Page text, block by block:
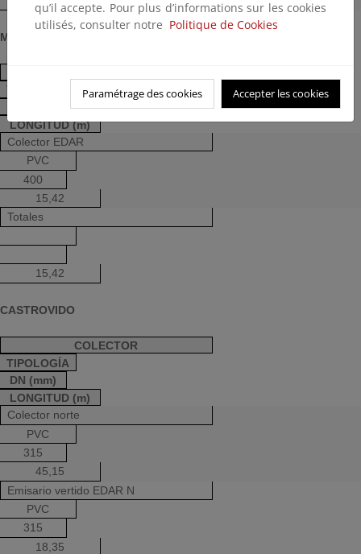
MONASTERIO DE LA SIERRA
TIPOLOGÍA
LONGITUD (m)
Colector EDAR
PVC
400
15,42
Totales
15,42
CASTROVIDO
COLECTOR
TIPOLOGÍA
DN (mm)
LONGITUD (m)
Colector norte
PVC
315
45,15
Emisario vertido EDAR N
PVC
315
18,35
qu’il accepte. Pour plus d’informations sur les cookies
utilisés, consulter notre Politique de Cookies
Paramétrage des cookies Accepter les cookies